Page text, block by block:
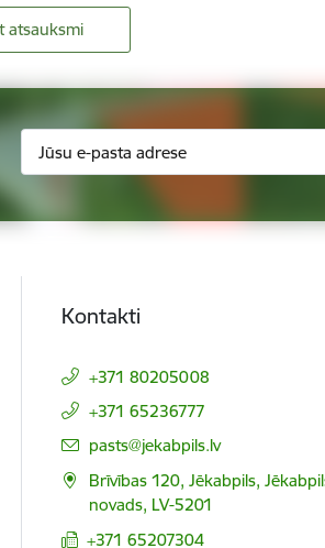
atsauksmi
Kontakti
+371 80205008
+371 65236777
E-pasts:
pasts@jekabpils.lv
Brīvības 120, Jēkabpils,
novads, LV-5201
+371 65207304